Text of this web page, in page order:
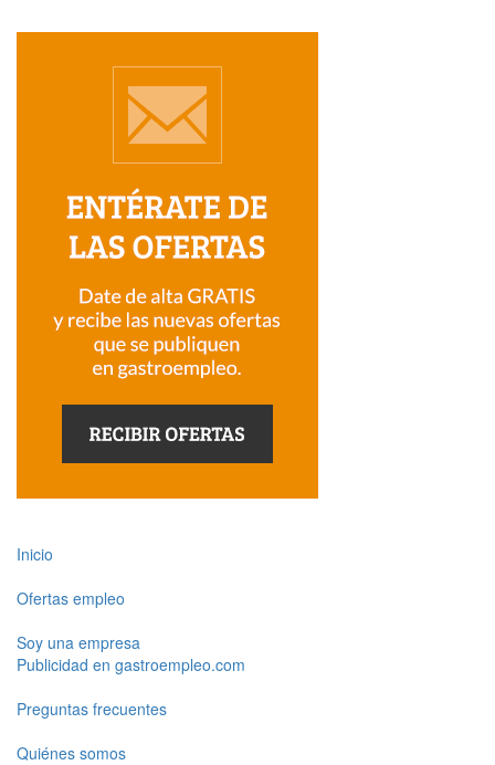
Inicio
Ofertas empleo
Soy una empresa
Publicidad en gastroempleo.com
Preguntas frecuentes
Quiénes somos